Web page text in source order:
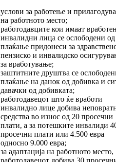
услови за работење и
на работното место;
работодавците кои имаат
инвалидни лица се ослободени од
плаќање придонеси за
пензиско и инвалидско
за вработување;
заштитните друштва се
плаќање на данок од добивка и
давачки од добивката;
работодавецот што ќе вработи
инвалидно лице добива
средства во износ од 20 просечни
плати, а за потешките инвалиди
просечни плати или 4.500 евра
односно 9.000 евра;
за адаптација на работното место,